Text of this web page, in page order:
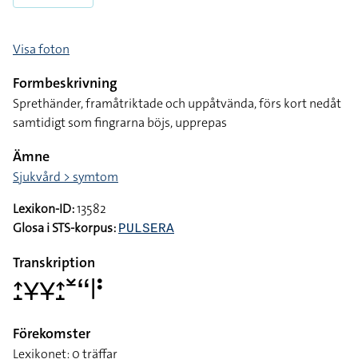
Visa foton
Formbeskrivning
Sprethänder, framåtriktade och uppåtvända, förs kort nedåt
samtidigt som fingrarna böjs, upprepas
Ämne
Sjukvård > symtom
Lexikon-ID:13582
Glosa i STS-korpus: PULSERA
Transkription
􌤴􌤸􌥃􌥃􌤴􌤸􌥸􌦨􌥼􌥻
Förekomster
Lexikonet: 0 träffar